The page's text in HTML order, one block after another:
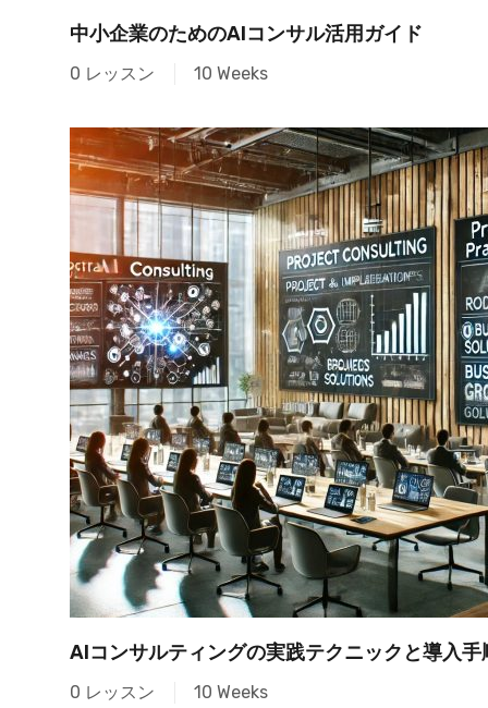
中小企業のためのAIコンサル活用ガイド
0 レッスン 10 Weeks
AIコンサルティングの実践テクニックと導入手
0 レッスン 10 Weeks